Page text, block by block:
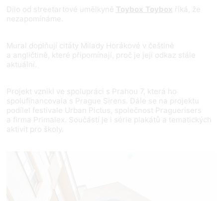
Dílo od streetartové umělkyně Toybox Toybox říká, že
nezapomínáme.
Mural doplňují citáty Milady Horákové v češtině
a angličtině, které připomínají, proč je její odkaz stále
aktuální.
Projekt vznikl ve spolupráci s Prahou 7, která ho
spolufinancovala s Prague Sirens. Dále se na projektu
podílel festivale Urban Pictus, společnost Praguerisers
a firma Primalex. Součástí je i série plakátů a tematických
aktivit pro školy.